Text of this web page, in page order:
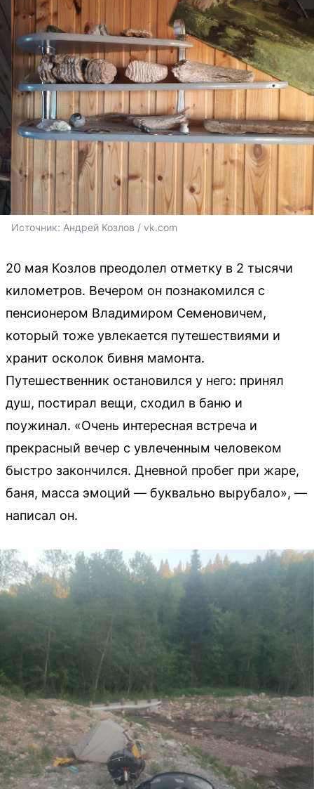
Источник: Андрей Козлов / vk.com
20 мая Козлов преодолел отметку в 2 тысячи
километров. Вечером он познакомился с
пенсионером Владимиром Семеновичем,
который тоже увлекается путешествиями и
хранит осколок бивня мамонта.
Путешественник остановился у него: принял
душ, постирал вещи, сходил в баню и
поужинал. «Очень интересная встреча и
прекрасный вечер с увлеченным человеком
быстро закончился. Дневной пробег при жаре,
баня, масса эмоций — буквально вырубало», —
написал он.